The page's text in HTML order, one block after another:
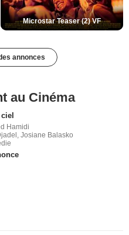
Microstar Teaser (2) VF
annonces
au Cinéma
Hamidi
Josiane Balasko